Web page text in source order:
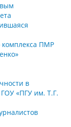
ПМР
в
«ПГУ им. Т.Г.